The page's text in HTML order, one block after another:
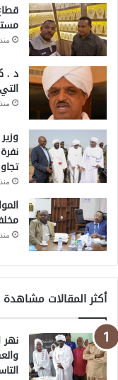
د .
منذ 4 ساعات
تجاوزت
منذ 4 ساعات
منذ 8 ساعات
أكثر المقالات مشاهدة
نهر